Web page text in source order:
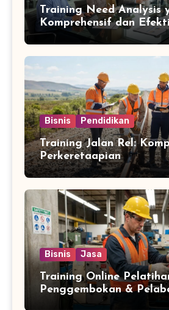
Training Need Analysis
Komprehensif dan
Bisnis Pendidikan
Training Jalan Rel:
Perkeretaapian
Bisnis Jasa
Training Online
Penggembokan &